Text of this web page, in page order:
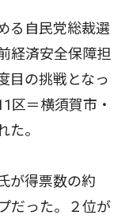
る自民党総裁選
経済安全保障担
目の挑戦となっ
区＝横須賀市・
。
が得票数の約
だった。２位が